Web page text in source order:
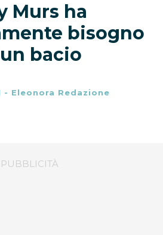
Murs ha
bisogno
bacio
- Eleonora Redazione